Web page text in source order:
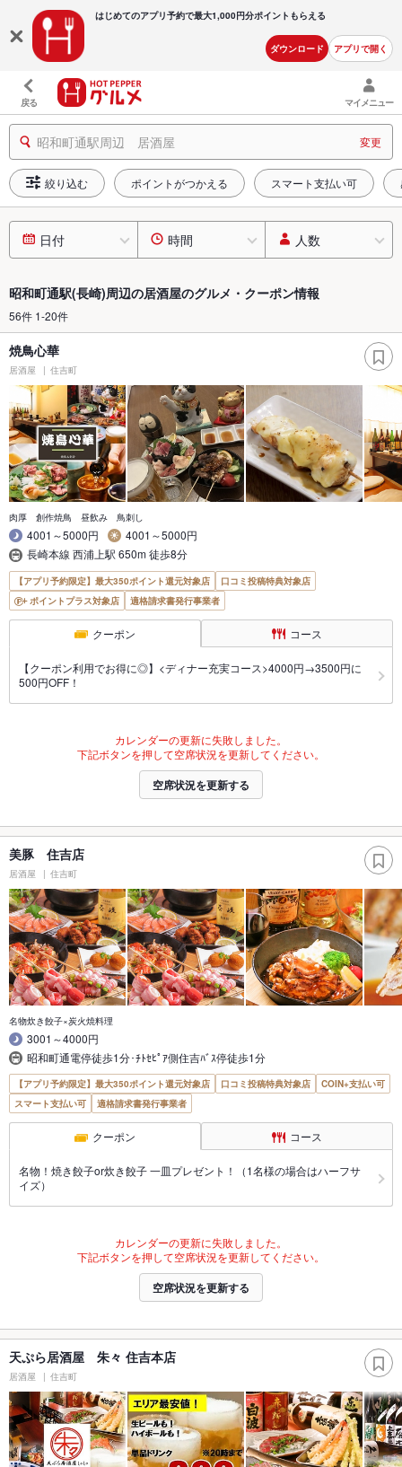
はじめてのアプリ予約で最大1,000円分ポイントもらえる
ダウンロード アプリで開く
戻る マイメニュー
昭和町通駅周辺 居酒屋 変更
絞り込む ポイントがつかえる スマート支払い可
日付 時間 人数
昭和町通駅(長崎)周辺の居酒屋のグルメ・クーポン情報
56件 1-20件
焼鳥心華
居酒屋 住吉町
肉厚 創作焼鳥 昼飲み 鳥刺し
4001～5000円
4001～5000円
長崎本線 西浦上駅 650m 徒歩8分
【アプリ予約限定】最大350ポイント還元対象店
口コミ投稿特典対象店
ポイントプラス対象店
適格請求書発行事業者
クーポン コース
【クーポン利用でお得に◎】<ディナー充実コース>4000円→3500円に
500円OFF！
カレンダーの更新に失敗しました。
下記ボタンを押して空席状況を更新してください。
空席状況を更新する
美豚 住吉店
居酒屋 住吉町
名物炊き餃子×炭火焼料理
3001～4000円
昭和町通電停徒歩1分･ﾁﾄｾﾋﾟｱ側住吉ﾊﾞｽ停徒歩1分
【アプリ予約限定】最大350ポイント還元対象店 口コミ投稿特典対象店
COIN+支払い可
スマート支払い可
適格請求書発行事業者
クーポン コース
名物！焼き餃子or炊き餃子 一皿プレゼント！（1名様の場合はハーフサ
イズ）
カレンダーの更新に失敗しました。
下記ボタンを押して空席状況を更新してください。
空席状況を更新する
天ぷら居酒屋 朱々 住吉本店
居酒屋 住吉町